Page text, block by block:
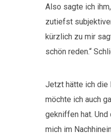
Also sagte ich
zutiefst
kürzlich zu mir
schön reden.“
Jetzt hätte ich die
möchte ich auch
gekniffen hat.
mich im